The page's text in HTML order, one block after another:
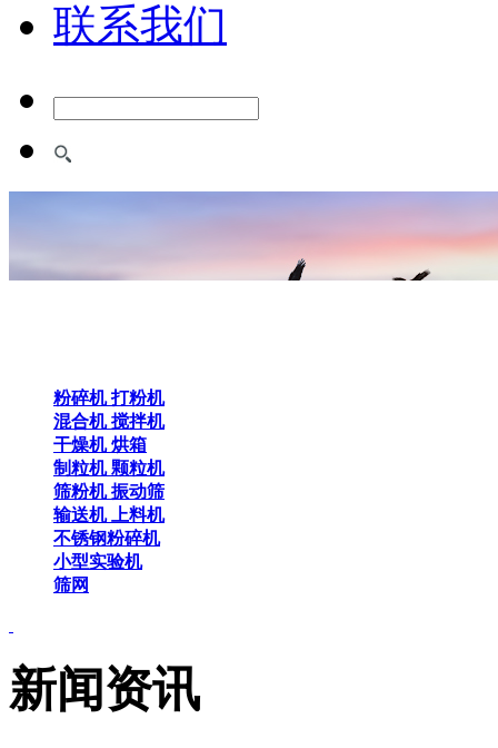
联系我们
粉碎机 打粉机
混合机 搅拌机
干燥机 烘箱
制粒机 颗粒机
筛粉机 振动筛
输送机 上料机
不锈钢粉碎机
小型实验机
筛网
新闻资讯